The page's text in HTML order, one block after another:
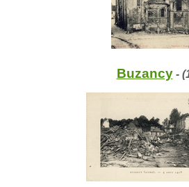
Buzancy-